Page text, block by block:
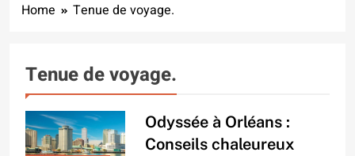
Home Tenue de voyage.
Tenue de voyage.
Odyssée à Orléans :
Conseils chaleureux